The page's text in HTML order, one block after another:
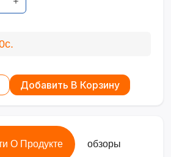
Добавить В Корзину
О Продукте обзоры